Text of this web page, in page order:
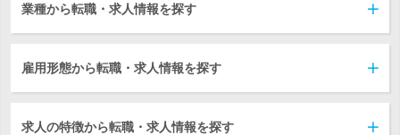
業種から転職・求人情報を探す
雇用形態から転職・求人情報を探す
求人の特徴から転職・求人情報を探す